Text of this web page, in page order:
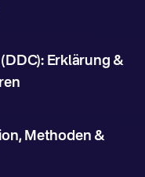
Erklärung &
Methoden &